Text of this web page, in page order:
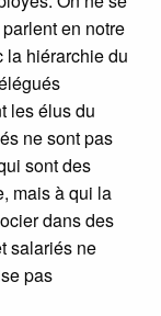
en notre
la hiérarchie du
les élus du
ne sont pas
sont des
mais à qui la
dans des
salariés ne
pas